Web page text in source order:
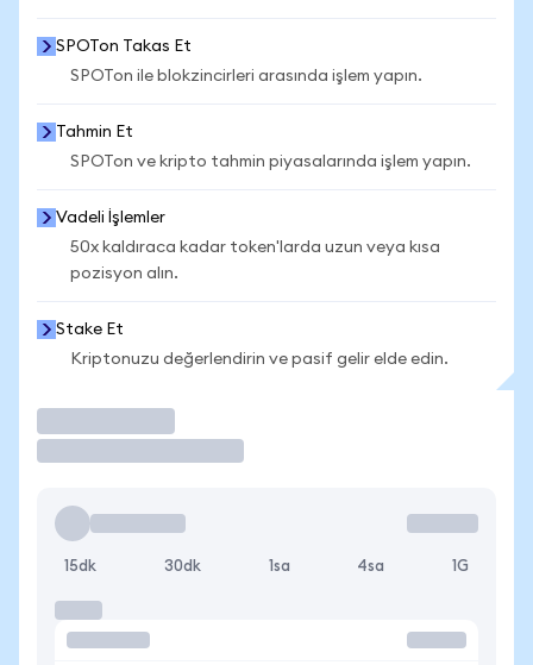
SPOTon Takas Et
SPOTon ile blokzincirleri arasında işlem yapın.
Tahmin Et
SPOTon ve kripto tahmin piyasalarında işlem yapın.
Vadeli İşlemler
50x kaldıraca kadar token'larda uzun veya kısa
pozisyon alın.
Stake Et
Kriptonuzu değerlendirin ve pasif gelir elde edin.
15dk 30dk 1sa 4sa 1G